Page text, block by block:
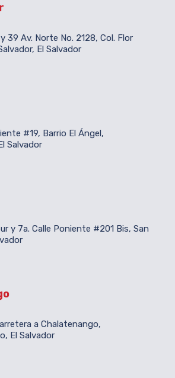
39 Av. Norte No. 2128, Col. Flor
El Salvador
#19, Barrio El Ángel,
Salvador
y 7a. Calle Poniente #201 Bis, San
a Chalatenango,
El Salvador